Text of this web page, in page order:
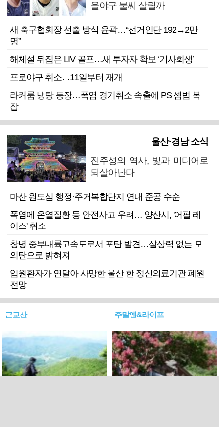
을야구 불씨 살릴까
새 축구협회장 선출 방식 윤곽…“선거인단 192→2만
명”
해체설 뒤집은 LIV 골프…새 투자자 확보 ‘기사회생’
프로야구 취소…11일부터 재개
라커룸 냉탕 등장…폭염 경기취소 속출에 PS 셈법 복
잡
울산·경남 소식
진주성의 역사, 빛과 미디어로
되살아난다
마산 원도심 행정·주거복합단지 연내 준공 수순
폭염에 온열질환 등 안전사고 우려… 양산시, '어필 레
이스' 취소
창녕 중부내륙고속도로서 포탄 발견…살상력 없는 모
의탄으로 밝혀져
입원환자가 연달아 사망한 울산 한 정신의료기관 폐원
전망
근교산 주말엔&라이프